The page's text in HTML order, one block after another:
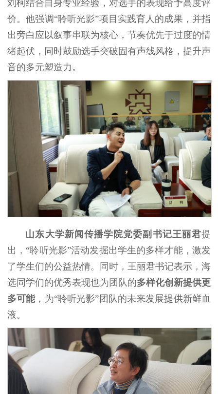
刘柯结合自身专业经验，对选手的表现给予高度评
价。他强调“聆听光影”项目实践育人的成果，并指
出旁白应以叙事串联为核心，节奏优先于过度的情
绪起伏，同时鼓励选手突破固有声线风格，提升声
音的多元塑造力。
山东大学新闻传播学院党委副书记王丽君提
出，“聆听光影”活动发掘出学生的多样才能，激发
了学生们的公益热情。同时，王丽君书记表示，海
选同学们的优秀表现也为团队的多样化创新提供更
多可能，为“聆听光影”团队的未来发展提供新鲜血
液。